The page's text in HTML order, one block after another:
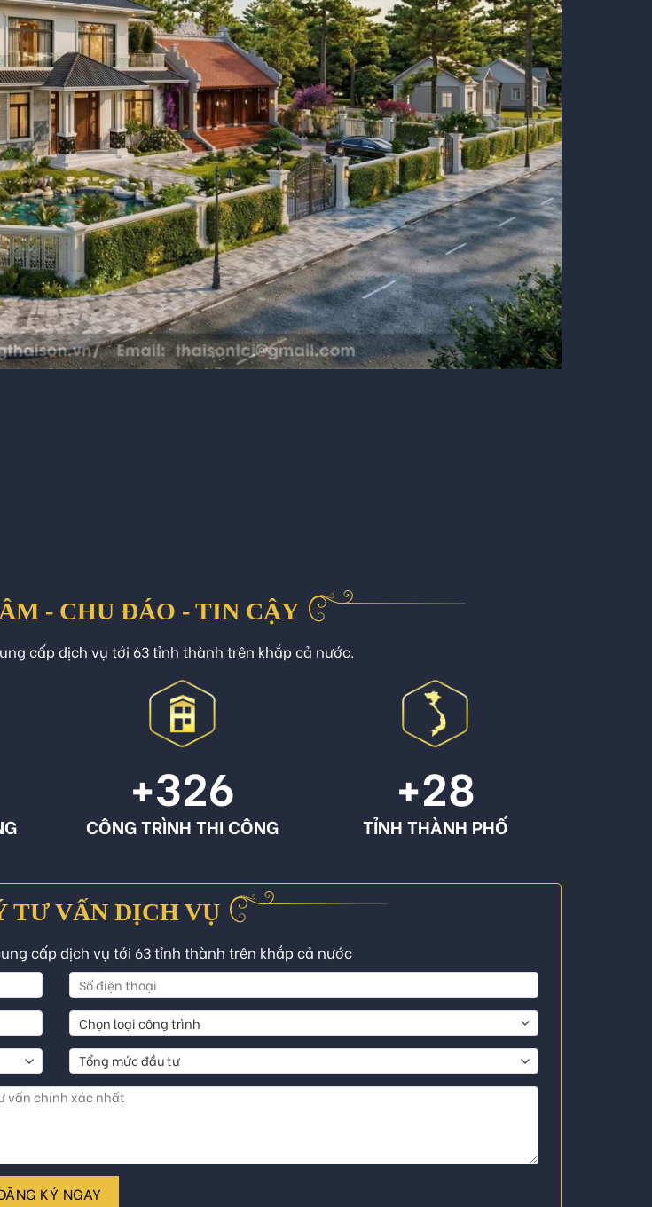
- CHU ĐÁO - TIN CẬY
cấp dịch vụ tới 63 tỉnh thành trên khắp cả nước.
+326
CÔNG TRÌNH THI CÔNG
+28
TỈNH THÀNH PHỐ
TƯ VẤN DỊCH VỤ
cấp dịch vụ tới 63 tỉnh thành trên khắp cả nước
KÝ NGAY